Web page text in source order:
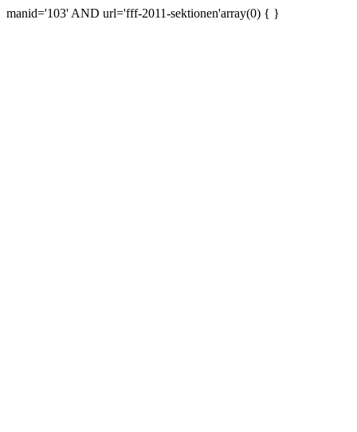
manid='103' AND url='fff-2011-sektionen'array(0) { }